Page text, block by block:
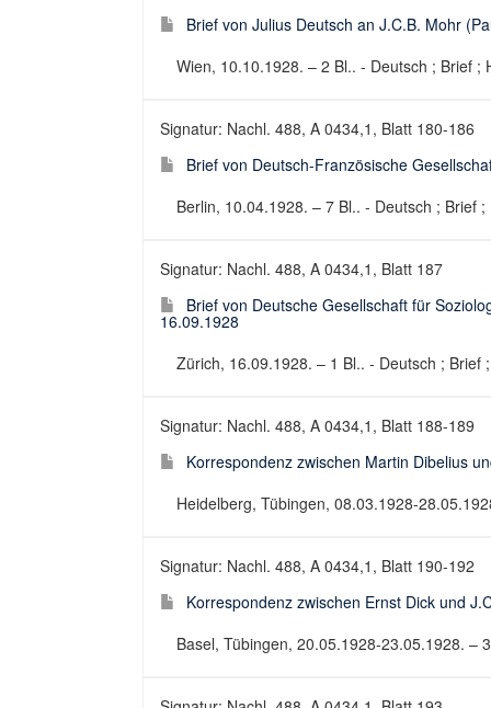
Brief von Julius Deutsch an J.C.B. Mohr
Wien, 10.10.1928. – 2 Bl.. - Deutsch ; Brief ;
Signatur: Nachl. 488, A 0434,1, Blatt 180-186
Brief von Deutsch-Französische
Berlin, 10.04.1928. – 7 Bl.. - Deutsch ; Brief
Signatur: Nachl. 488, A 0434,1, Blatt 187
Brief von Deutsche Gesellschaft für
16.09.1928
Zürich, 16.09.1928. – 1 Bl.. - Deutsch ; Brief
Signatur: Nachl. 488, A 0434,1, Blatt 188-189
Korrespondenz zwischen Martin Dibelius
Heidelberg, Tübingen, 08.03.1928-
Signatur: Nachl. 488, A 0434,1, Blatt 190-192
Korrespondenz zwischen Ernst Dick und
Basel, Tübingen, 20.05.1928-23.05.1928. –